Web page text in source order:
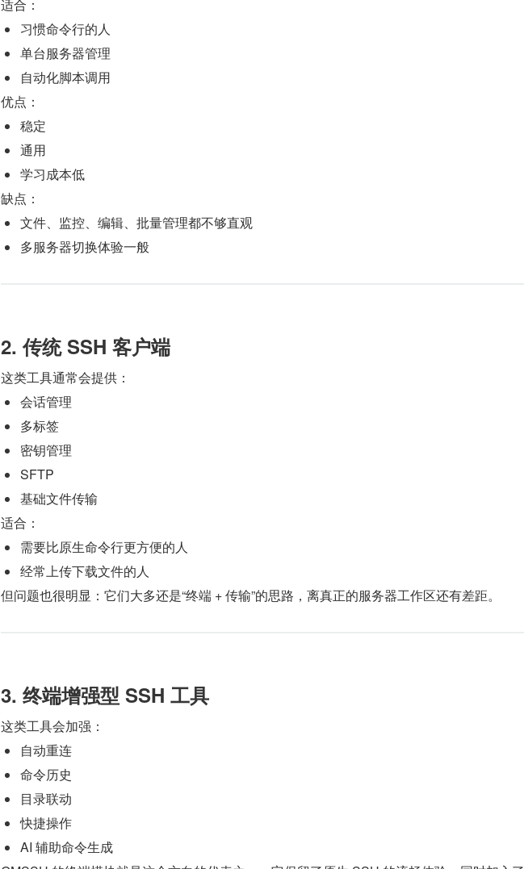
适合：
习惯命令行的人
单台服务器管理
自动化脚本调用
优点：
稳定
通用
学习成本低
缺点：
文件、监控、编辑、批量管理都不够直观
多服务器切换体验一般
2. 传统 SSH 客户端
这类工具通常会提供：
会话管理
多标签
密钥管理
SFTP
基础文件传输
适合：
需要比原生命令行更方便的人
经常上传下载文件的人
但问题也很明显：它们大多还是“终端 + 传输”的思路，离真正的服务器工作区还有差距。
3. 终端增强型 SSH 工具
这类工具会加强：
自动重连
命令历史
目录联动
快捷操作
AI 辅助命令生成